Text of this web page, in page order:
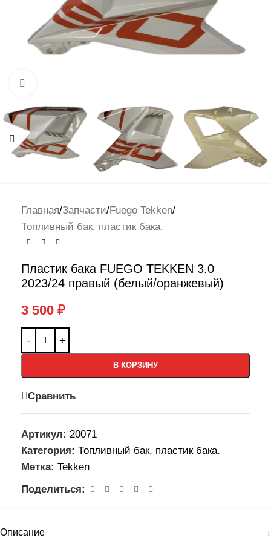
Главная/Запчасти/Fuego Tekken/
Топливный бак, пластик бака.
Пластик бака FUEGO TEKKEN 3.0
2023/24 правый (белый/оранжевый)
3 500 ₽
В КОРЗИНУ
Сравнить
Артикул: 20071
Категория: Топливный бак, пластик бака.
Метка: Tekken
Поделиться:
Описание